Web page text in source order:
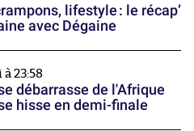
lifestyle : le récap’
avec Dégaine
23:58
débarrasse de l'Afrique
hisse en demi-finale